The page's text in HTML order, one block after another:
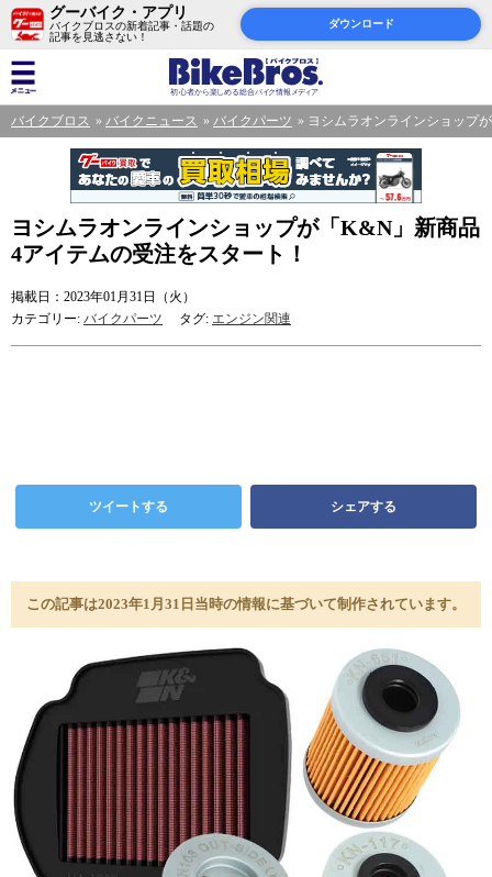
グーバイク・アプリ
バイクブロスの新着記事・話題の
記事を見逃さない！
ダウンロード
バイクブロス バイクニュース バイクパーツ ヨシムラオンラインショップ
ヨシムラオンラインショップが「K&N」新商品
4アイテムの受注をスタート！
掲載日：2023年01月31日（火）
カテゴリー: バイクパーツ タグ: エンジン関連
ツイートする シェアする
この記事は2023年1月31日当時の情報に基づいて制作されています。